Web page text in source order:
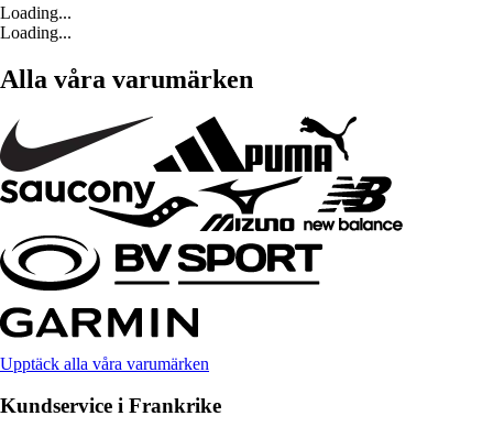
Loading...
Loading...
Alla våra varumärken
Upptäck alla våra varumärken
Kundservice i Frankrike